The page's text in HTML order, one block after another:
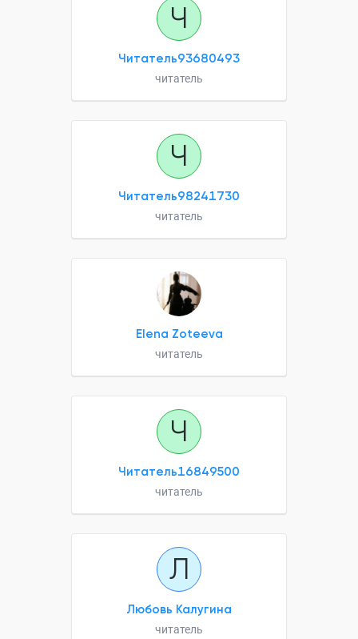
Ч
Читатель93680493
читатель
Ч
Читатель98241730
читатель
Elena Zoteeva
читатель
Ч
Читатель16849500
читатель
Л
Любовь Калугина
читатель